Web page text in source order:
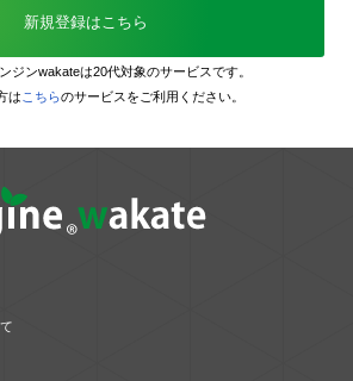
新規登録はこちら
ジンwakateは20代対象のサービスです。
は こちらのサービスをご利用ください。